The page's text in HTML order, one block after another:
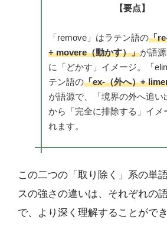
【要点】
「remove」はラテン語の「
+ movere（動かす）」が語
に「どかす」イメージ。「
テン語の「ex-（外へ）+
が語源で、「境界の外へ追い
から「完全に排除する」イメ
れます。
この二つの「取り除く」系の単
スの強さの違いは、それぞれの
で、より深く理解することができ